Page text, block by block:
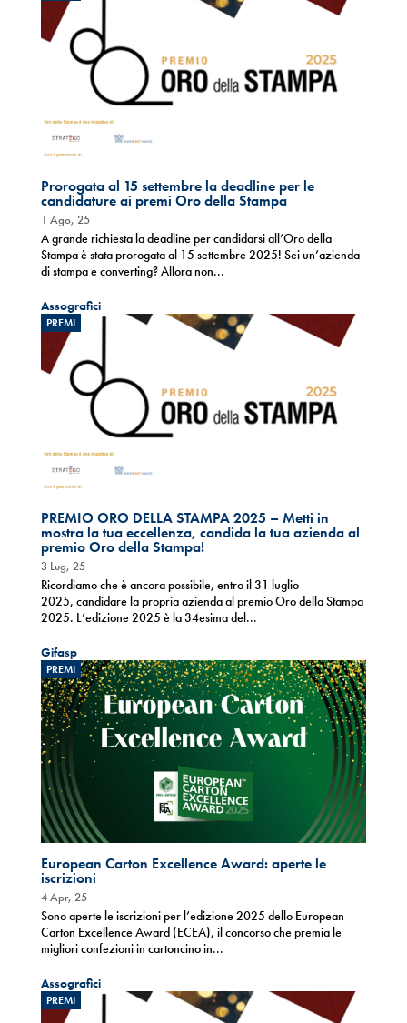
Prorogata al 15 settembre la deadline per le
candidature ai premi Oro della Stampa
1 Ago, 25
A grande richiesta la deadline per candidarsi all’Oro della
Stampa è stata prorogata al 15 settembre 2025! Sei un’azienda
di stampa e converting? Allora non...
Assografici
PREMI
PREMIO ORO DELLA STAMPA 2025 – Metti in
mostra la tua eccellenza, candida la tua azienda al
premio Oro della Stampa!
3 Lug, 25
Ricordiamo che è ancora possibile, entro il 31 luglio
2025, candidare la propria azienda al premio Oro della Stampa
2025. L’edizione 2025 è la 34esima del...
Gifasp
PREMI
European Carton Excellence Award: aperte le
iscrizioni
4 Apr, 25
Sono aperte le iscrizioni per l’edizione 2025 dello European
Carton Excellence Award (ECEA), il concorso che premia le
migliori confezioni in cartoncino in...
Assografici
PREMI